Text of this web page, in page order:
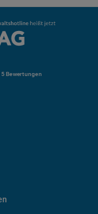
Bewertungen